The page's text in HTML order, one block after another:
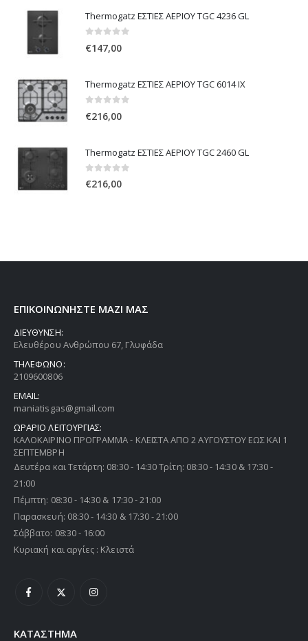
Thermogatz ΕΣΤΙΕΣ ΑΕΡΙΟΥ TGC 4236 GL
€147,00
Thermogatz ΕΣΤΙΕΣ ΑΕΡΙΟΥ TGC 6014 IX
€216,00
Thermogatz ΕΣΤΙΕΣ ΑΕΡΙΟΥ TGC 2460 GL
0out of 5
€216,00
ΕΠΙΚΟΙΝΩΝΗΣΤΕ ΜΑΖΙ ΜΑΣ
ΔΙΕΥΘΥΝΣΗ:
Ελευθέρου Ανθρώπου 67, Γλυφάδα
ΤΗΛΕΦΩΝΟ:
2109600806
EMAIL:
maniatisgas@gmail.com
ΩΡΑΡΙΟ ΛΕΙΤΟΥΡΓΙΑΣ:
ΚΑΛΟΚΑΙΡΙΝΟ ΠΡΟΓΡΑΜΜΑ - ΚΛΕΙΣΤΑ ΑΠΟ 2 ΑΥΓΟΥΣΤΟΥ ΕΩΣ ΚΑΙ 1
ΣΕΠΤΕΜΒΡΗ
Δευτέρα και Τετάρτη: 08:30 - 14:30 Τρίτη: 08:30 - 14:30 & 17:30 -
21:00
Πέμπτη: 08:30 - 14:30 & 17:30 - 21:00
Παρασκευή: 08:30 - 14:30 & 17:30 - 21:00
Σάββατο: 08:30 - 16:00
Κυριακή και αργίες : Κλειστά
ΚΑΤΑΣΤΗΜΑ